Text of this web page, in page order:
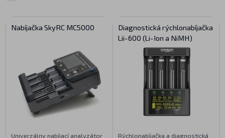
Nabíjačka SkyRC MC5000
Univerzálny nabíjací analyzátor
Diagnostická rýchlonabíjačka
Lii-600 (Li-Ion a NiMH)
Rýchlonabíjačka a diagnostická